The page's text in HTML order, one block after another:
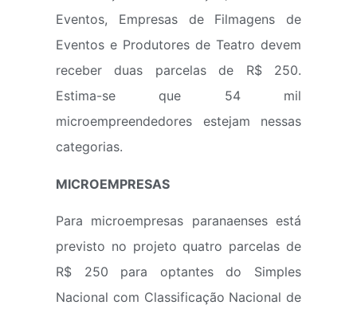
Eventos, Empresas de Filmagens de
Eventos e Produtores de Teatro devem
receber duas parcelas de R$ 250.
Estima-se que 54 mil
microempreendedores estejam nessas
categorias.
MICROEMPRESAS
Para microempresas paranaenses está
previsto no projeto quatro parcelas de
R$ 250 para optantes do Simples
Nacional com Classificação Nacional de